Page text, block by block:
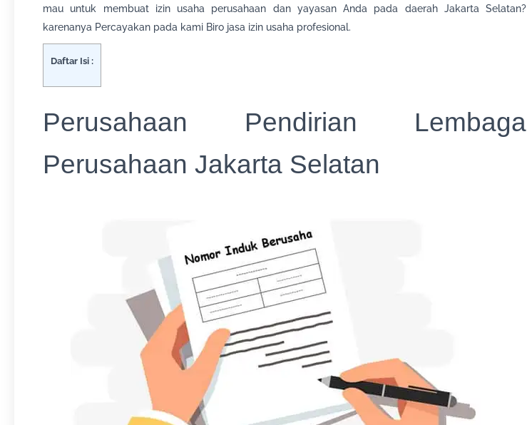
mau untuk membuat izin usaha perusahaan dan yayasan Anda pada daerah Jakarta Selatan?
karenanya Percayakan pada kami Biro jasa izin usaha profesional.
Daftar Isi :
Perusahaan Pendirian Lembaga
Perusahaan Jakarta Selatan